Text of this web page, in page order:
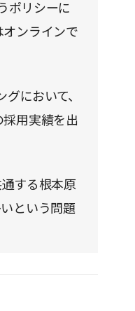
間違いなく大き
ポリシーに
ンラインで
において、
用実績を出
する根本原
という問題